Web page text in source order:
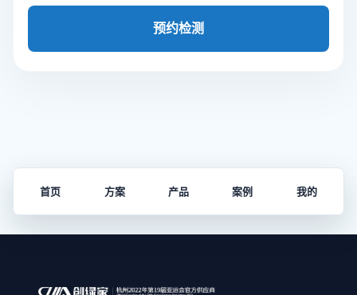
预约检测
首页 方案 产品 案例 我的